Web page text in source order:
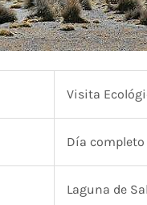
Visita
Día completo
Laguna de